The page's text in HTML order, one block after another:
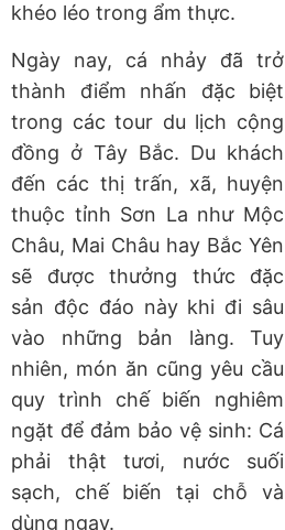
khéo léo trong ẩm thực.
Ngày nay, cá nhảy đã trở
thành điểm nhấn đặc biệt
trong các tour du lịch cộng
đồng ở Tây Bắc. Du khách
đến các thị trấn, xã, huyện
thuộc tỉnh Sơn La như Mộc
Châu, Mai Châu hay Bắc Yên
sẽ được thưởng thức đặc
sản độc đáo này khi đi sâu
vào những bản làng. Tuy
nhiên, món ăn cũng yêu cầu
quy trình chế biến nghiêm
ngặt để đảm bảo vệ sinh: Cá
phải thật tươi, nước suối
sạch, chế biến tại chỗ và
dùng ngay.